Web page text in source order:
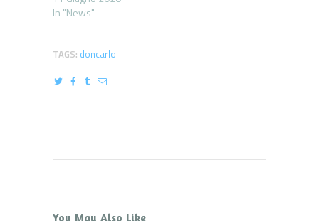
In "News"
TAGS: doncarlo
You May Also Like